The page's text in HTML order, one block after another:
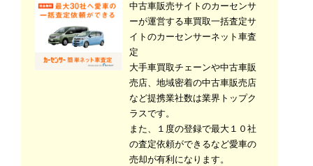
中古車販売サイトのカーセンサ
ーが運営する車買取一括査定サ
イトのカーセンサーネット車査
定
大手車買取チェーンや中古車販
売店、地域密着の中古車販売店
など提携業社数は業界トップク
ラスです。
また、１度の登録で最大１０社
の査定依頼ができるなど愛車の
売却が有利になります。